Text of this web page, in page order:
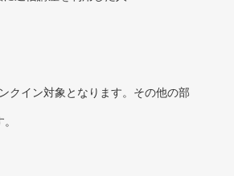
クイン対象となります。その他の部